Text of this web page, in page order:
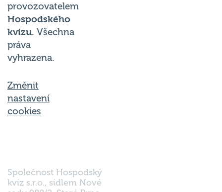
provozovatelem
Hospodského
kvízu. Všechna
práva
vyhrazena.
Změnit
nastavení
cookies
Společnost Hospodský
kvíz s.r.o., sídlem Nové